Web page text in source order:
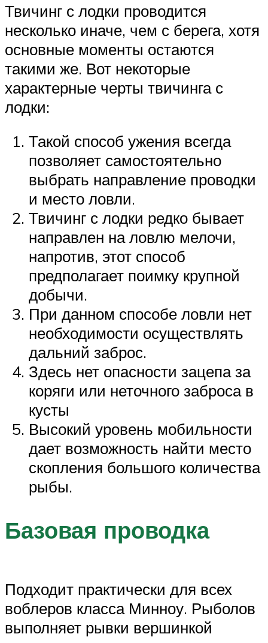
Твичинг с лодки проводится
несколько иначе, чем с берега, хотя
основные моменты остаются
такими же. Вот некоторые
характерные черты твичинга с
лодки:
Такой способ ужения всегда
позволяет самостоятельно
выбрать направление проводки
и место ловли.
Твичинг с лодки редко бывает
направлен на ловлю мелочи,
напротив, этот способ
предполагает поимку крупной
добычи.
При данном способе ловли нет
необходимости осуществлять
дальний заброс.
Здесь нет опасности зацепа за
коряги или неточного заброса в
кусты
Высокий уровень мобильности
дает возможность найти место
скопления большого количества
рыбы.
Базовая проводка
Подходит практически для всех
воблеров класса Минноу. Рыболов
выполняет рывки вершинкой